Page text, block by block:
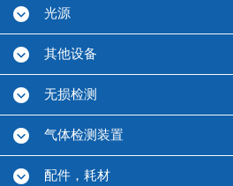
光源
其他设备
无损检测
气体检测装置
配件，耗材